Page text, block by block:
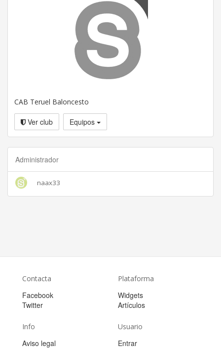
CAB Teruel Baloncesto
Ver club Equipos
Administrador
naax33
Contacta
Facebook
Twitter
Plataforma
Widgets
Artículos
Info
Aviso legal
Usuario
Entrar